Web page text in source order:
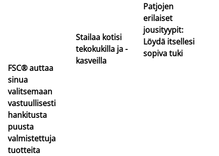
FSC® auttaa
sinua
valitsemaan
vastuullisesti
hankitusta
puusta
valmistettuja
tuotteita
Stailaa kotisi
tekokukilla ja -
kasveilla
Patjojen
erilaiset
jousityypit:
Löydä itsellesi
sopiva tuki